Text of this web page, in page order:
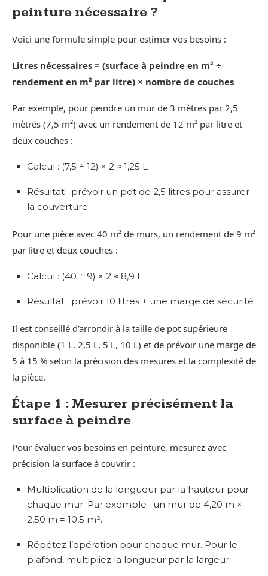
peinture nécessaire ?
Voici une formule simple pour estimer vos besoins :
Litres nécessaires = (surface à peindre en m² ÷
rendement en m² par litre) × nombre de couches
Par exemple, pour peindre un mur de 3 mètres par 2,5
mètres (7,5 m²) avec un rendement de 12 m² par litre et
deux couches :
Calcul : (7,5 ÷ 12) × 2 ≈ 1,25 L
Résultat : prévoir un pot de 2,5 litres pour assurer
la couverture
Pour une pièce avec 40 m² de murs, un rendement de 9 m²
par litre et deux couches :
Calcul : (40 ÷ 9) × 2 ≈ 8,9 L
Résultat : prévoir 10 litres + une marge de sécurité
Il est conseillé d’arrondir à la taille de pot supérieure
disponible (1 L, 2,5 L, 5 L, 10 L) et de prévoir une marge de
5 à 15 % selon la précision des mesures et la complexité de
la pièce.
Étape 1 : Mesurer précisément la
surface à peindre
Pour évaluer vos besoins en peinture, mesurez avec
précision la surface à couvrir :
Multiplication de la longueur par la hauteur pour
chaque mur. Par exemple : un mur de 4,20 m ×
2,50 m = 10,5 m².
Répétez l’opération pour chaque mur. Pour le
plafond, multipliez la longueur par la largeur.